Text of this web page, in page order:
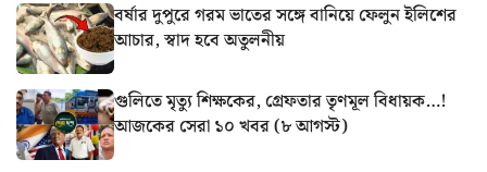
বর্ষার দুপুরে গরম ভাতের সঙ্গে বানিয়ে ফেলুন ইলিশের
আচার, স্বাদ হবে অতুলনীয়
গুলিতে মৃত্যু শিক্ষকের, গ্রেফতার তৃণমূল বিধায়ক…!
আজকের সেরা ১০ খবর (৮ আগস্ট)